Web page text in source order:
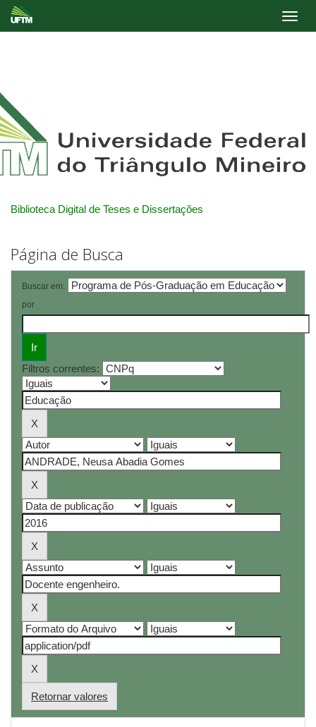
Biblioteca Digital de Teses e Dissertações
Página de Busca
Buscar em:
por
Filtros correntes:
Retornar valores